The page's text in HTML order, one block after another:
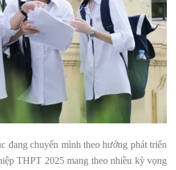
đang chuyển mình theo hướng phát triển
THPT 2025 mang theo nhiều kỳ vọng